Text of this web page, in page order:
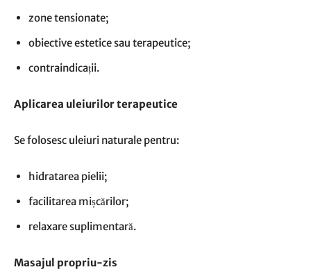
zone tensionate;
obiective estetice sau terapeutice;
contraindicații.
Aplicarea uleiurilor terapeutice
Se folosesc uleiuri naturale pentru:
hidratarea pielii;
facilitarea mișcărilor;
relaxare suplimentară.
Masajul propriu-zis